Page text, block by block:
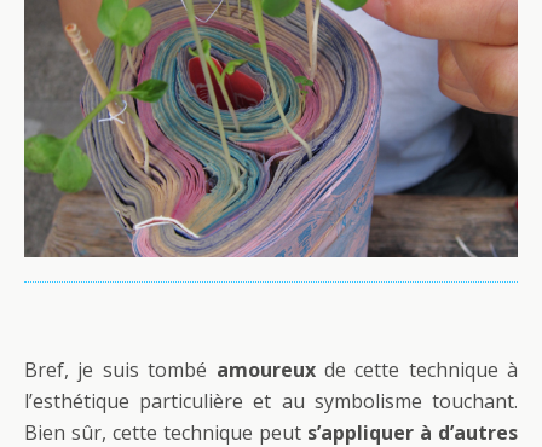
Bref, je suis tombé amoureuxde cette technique à
l’esthétique particulière et au symbolisme touchant.
Bien sûr, cette technique peut s’appliquer à d’autres